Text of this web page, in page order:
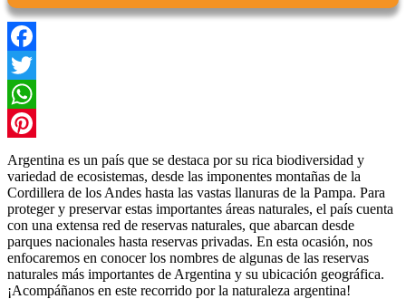
Facebook
Twitter
WhatsApp
Pinterest
Argentina es un país que se destaca por su rica biodiversidad y
variedad de ecosistemas, desde las imponentes montañas de la
Cordillera de los Andes hasta las vastas llanuras de la Pampa. Para
proteger y preservar estas importantes áreas naturales, el país cuenta
con una extensa red de reservas naturales, que abarcan desde
parques nacionales hasta reservas privadas. En esta ocasión, nos
enfocaremos en conocer los nombres de algunas de las reservas
naturales más importantes de Argentina y su ubicación geográfica.
¡Acompáñanos en este recorrido por la naturaleza argentina!